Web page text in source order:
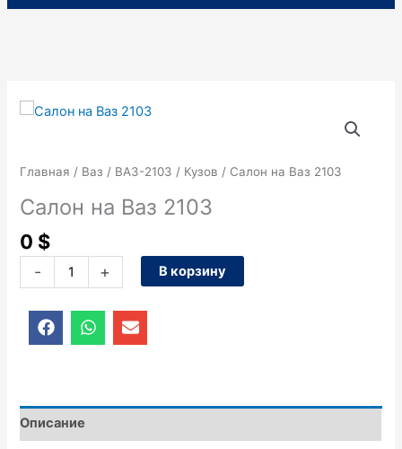
Главная / Ваз / ВАЗ-2103 / Кузов / Салон на Ваз 2103
Салон на Ваз 2103
0 $
-
Количество
на
Ваз
2103
+ В корзину
F
a
o
o
k
W
h
a
p
E
n
o
e
Описание